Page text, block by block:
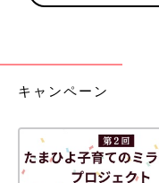
キャンペーン